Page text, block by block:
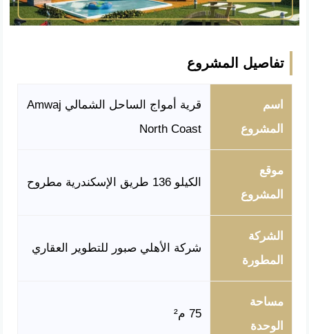
تفاصيل المشروع
اسم
المشروع
قرية أمواج الساحل الشمالي Amwaj
North Coast
موقع
المشروع
الكيلو 136 طريق الإسكندرية مطروح
الشركة
المطورة
شركة الأهلي صبور للتطوير العقاري
مساحة
الوحدة
75 م²